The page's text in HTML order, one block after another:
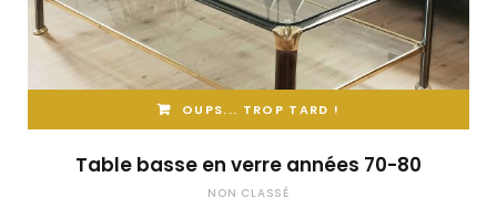
OUPS... TROP TARD !
Table basse en verre années 70-80
NON CLASSÉ